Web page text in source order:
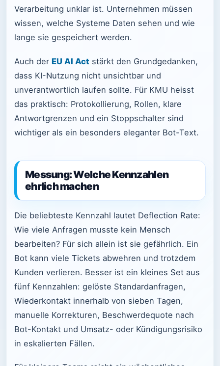
Verarbeitung unklar ist. Unternehmen müssen
wissen, welche Systeme Daten sehen und wie
lange sie gespeichert werden.
Auch der EU AI Act stärkt den Grundgedanken,
dass KI-Nutzung nicht unsichtbar und
unverantwortlich laufen sollte. Für KMU heisst
das praktisch: Protokollierung, Rollen, klare
Antwortgrenzen und ein Stoppschalter sind
wichtiger als ein besonders eleganter Bot-Text.
Messung: Welche Kennzahlen
ehrlich machen
Die beliebteste Kennzahl lautet Deflection Rate:
Wie viele Anfragen musste kein Mensch
bearbeiten? Für sich allein ist sie gefährlich. Ein
Bot kann viele Tickets abwehren und trotzdem
Kunden verlieren. Besser ist ein kleines Set aus
fünf Kennzahlen: gelöste Standardanfragen,
Wiederkontakt innerhalb von sieben Tagen,
manuelle Korrekturen, Beschwerdequote nach
Bot-Kontakt und Umsatz- oder Kündigungsrisiko
in eskalierten Fällen.